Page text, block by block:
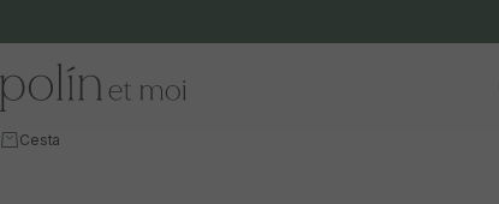
Polín et moi
Cesta